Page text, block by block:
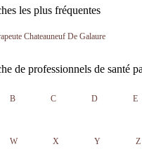
les plus fréquentes
Chateauneuf De Galaure
de professionnels de santé
B C D E
W X Y Z